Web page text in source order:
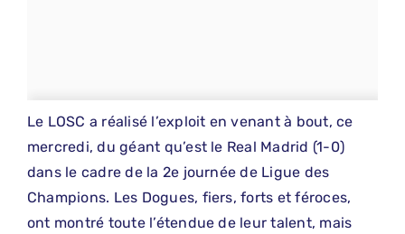
Le LOSC a réalisé l’exploit en venant à bout, ce
mercredi, du géant qu’est le Real Madrid (1-0)
dans le cadre de la 2e journée de Ligue des
Champions. Les Dogues, fiers, forts et féroces,
ont montré toute l’étendue de leur talent, mais